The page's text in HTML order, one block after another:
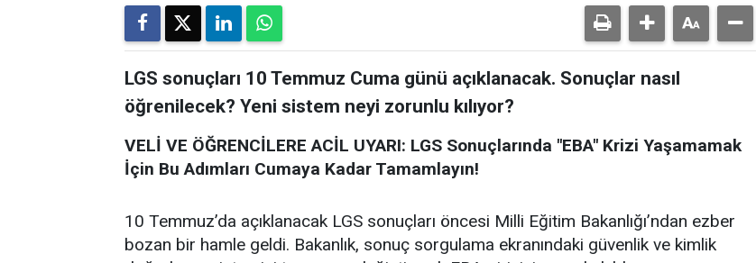
LGS sonuçları 10 Temmuz Cuma günü açıklanacak. Sonuçlar nasıl
öğrenilecek? Yeni sistem neyi zorunlu kılıyor?
VELİ VE ÖĞRENCİLERE ACİL UYARI: LGS Sonuçlarında "EBA" Krizi Yaşamamak
İçin Bu Adımları Cumaya Kadar Tamamlayın!
10 Temmuz’da açıklanacak LGS sonuçları öncesi Milli Eğitim Bakanlığı’ndan ezber
bozan bir hamle geldi. Bakanlık, sonuç sorgulama ekranındaki güvenlik ve kimlik